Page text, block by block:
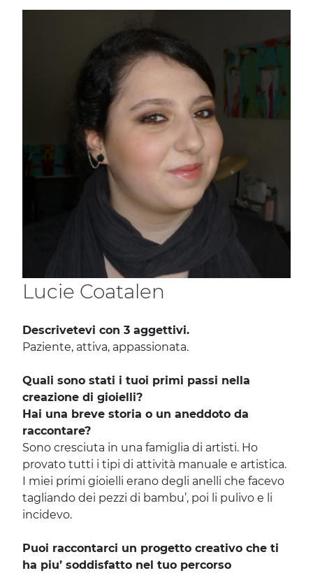
Lucie Coatalen
Descrivetevi con 3 aggettivi.
Paziente, attiva, appassionata.
Quali sono stati i tuoi primi passi nella
creazione di gioielli?
Hai una breve storia o un aneddoto da
raccontare?
Sono cresciuta in una famiglia di artisti. Ho
provato tutti i tipi di attività manuale e artistica.
I miei primi gioielli erano degli anelli che facevo
tagliando dei pezzi di bambu’, poi li pulivo e li
incidevo.
Puoi raccontarci un progetto creativo che ti
ha piu’ soddisfatto nel tuo percorso